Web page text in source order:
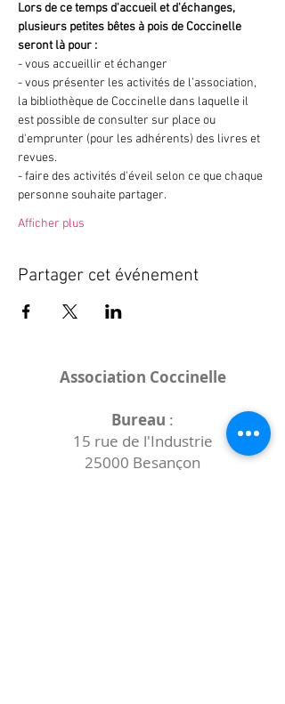
Lors de ce temps d'accueil et d'échanges,
plusieurs petites bêtes à pois de Coccinelle
seront là pour :
- vous accueillir et échanger
- vous présenter les activités de l’association,
la bibliothèque de Coccinelle dans laquelle il
est possible de consulter sur place ou
d'emprunter (pour les adhérents) des livres et
revues.
- faire des activités d'éveil selon ce que chaque
personne souhaite partager.
Afficher plus
Partager cet événement
Association Coccinelle
Bureau :
15 rue de l'Industrie
25000 Besançon